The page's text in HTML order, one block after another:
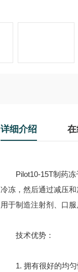
详细介绍
Pilot10-15T制药冻
冷冻，然后通过减压
用于制造注射剂、口服
技术优势：
1. 拥有很好的均匀